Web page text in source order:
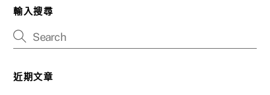
輸入搜尋
近期文章